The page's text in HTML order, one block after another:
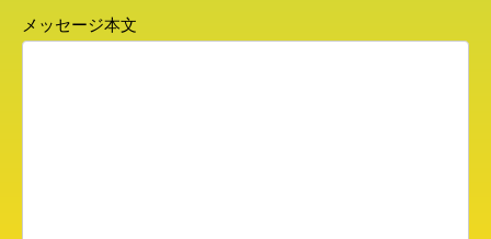
メッセージ本文